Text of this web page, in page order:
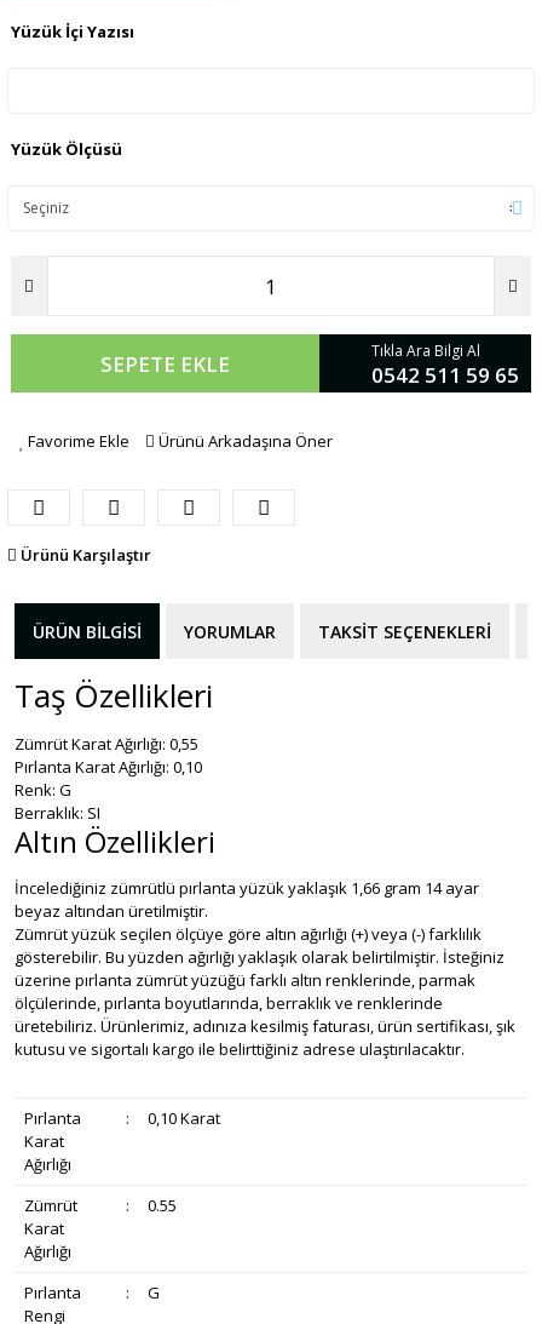
Yüzük İçi Yazısı
Yüzük Ölçüsü
SEPETE EKLE Tıkla Ara Bilgi Al
0542 511 59 65
Favorime Ekle Ürünü Arkadaşına Öner
Ürünü Karşılaştır
ÜRÜN BILGISI YORUMLAR TAKSIT SEÇENEKLERI
Taş Özellikleri
Zümrüt Karat Ağırlığı: 0,55
Pırlanta Karat Ağırlığı: 0,10
Renk: G
Berraklık: SI
Altın Özellikleri
İncelediğiniz zümrütlü pırlanta yüzük yaklaşık 1,66 gram 14 ayar
beyaz altından üretilmiştir.
Zümrüt yüzük seçilen ölçüye göre altın ağırlığı (+) veya (-) farklılık
gösterebilir. Bu yüzden ağırlığı yaklaşık olarak belirtilmiştir. İsteğiniz
üzerine pırlanta zümrüt yüzüğü farklı altın renklerinde, parmak
ölçülerinde, pırlanta boyutlarında, berraklık ve renklerinde
üretebiliriz. Ürünlerimiz, adınıza kesilmiş faturası, ürün sertifikası, şık
kutusu ve sigortalı kargo ile belirttiğiniz adrese ulaştırılacaktır.
Pırlanta
Karat
Ağırlığı
: 0,10 Karat
Zümrüt
Karat
Ağırlığı
: 0.55
Pırlanta
Rengi
: G